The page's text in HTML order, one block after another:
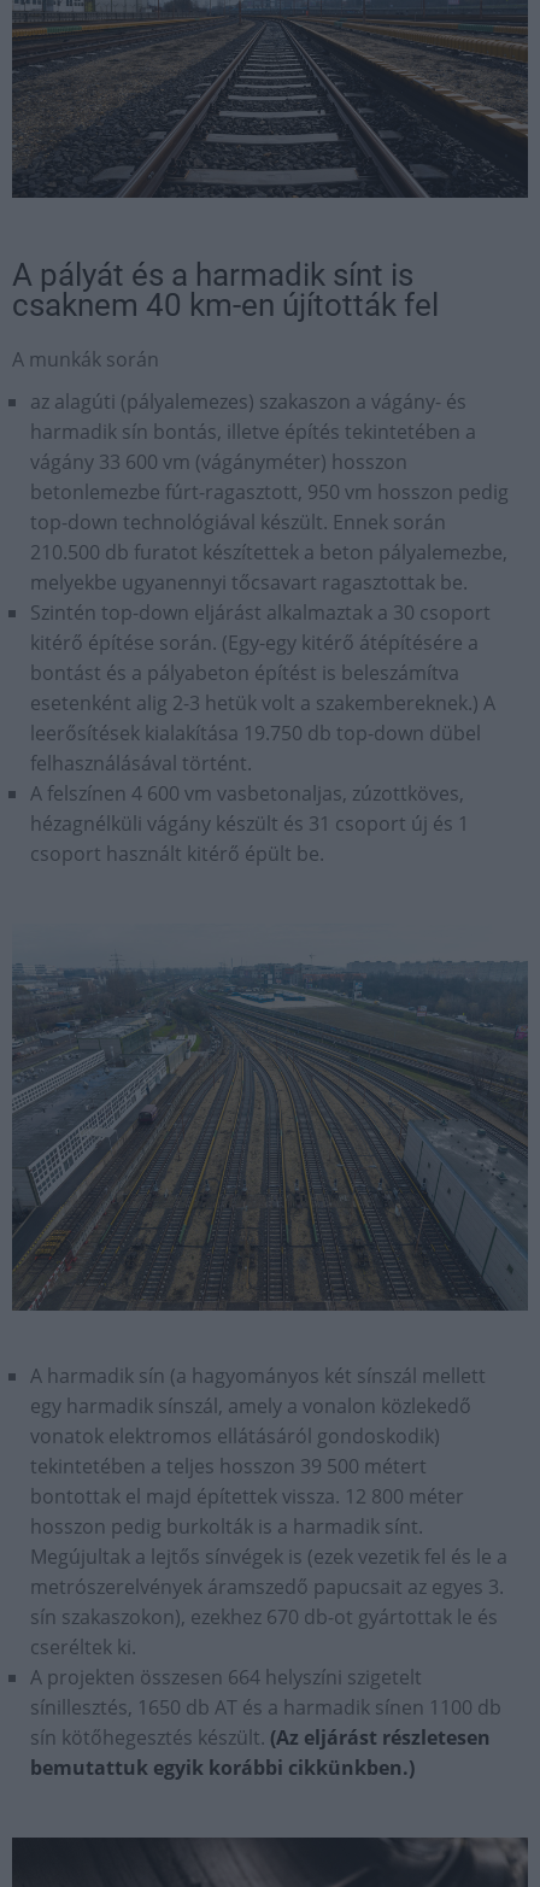
A pályát és a harmadik sínt is
csaknem 40 km-en újították fel
A munkák során
az alagúti (pályalemezes) szakaszon a vágány- és
harmadik sín bontás, illetve építés tekintetében a
vágány 33 600 vm (vágányméter) hosszon
betonlemezbe fúrt-ragasztott, 950 vm hosszon pedig
top-down technológiával készült. Ennek során
210.500 db furatot készítettek a beton pályalemezbe,
melyekbe ugyanennyi tőcsavart ragasztottak be.
Szintén top-down eljárást alkalmaztak a 30 csoport
kitérő építése során. (Egy-egy kitérő átépítésére a
bontást és a pályabeton építést is beleszámítva
esetenként alig 2-3 hetük volt a szakembereknek.) A
leerősítések kialakítása 19.750 db top-down dübel
felhasználásával történt.
A felszínen 4 600 vm vasbetonaljas, zúzottköves,
hézagnélküli vágány készült és 31 csoport új és 1
csoport használt kitérő épült be.
A harmadik sín (a hagyományos két sínszál mellett
egy harmadik sínszál, amely a vonalon közlekedő
vonatok elektromos ellátásáról gondoskodik)
tekintetében a teljes hosszon 39 500 métert
bontottak el majd építettek vissza. 12 800 méter
hosszon pedig burkolták is a harmadik sínt.
Megújultak a lejtős sínvégek is (ezek vezetik fel és le a
metrószerelvények áramszedő papucsait az egyes 3.
sín szakaszokon), ezekhez 670 db-ot gyártottak le és
cseréltek ki.
A projekten összesen 664 helyszíni szigetelt
sínillesztés, 1650 db AT és a harmadik sínen 1100 db
sín kötőhegesztés készült. (Az eljárást részletesen
bemutattuk egyik korábbi cikkünkben.)